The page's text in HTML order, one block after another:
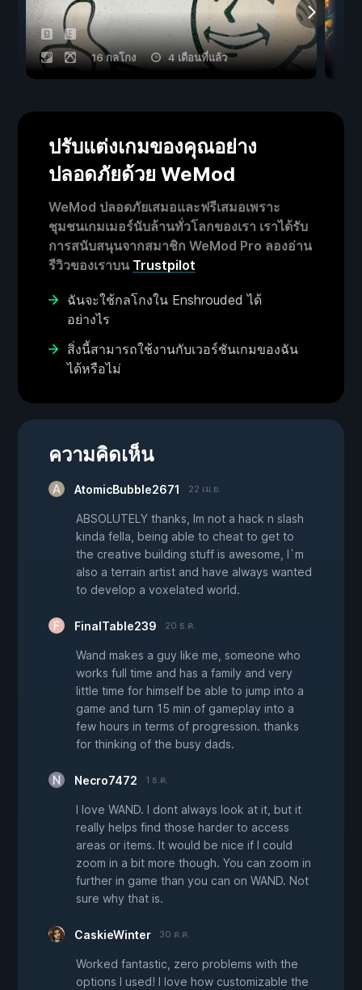
16 กลโกง 4 เดือนที่แล้ว
ปรับแต่งเกมของคุณอย่าง
ปลอดภัยด้วย WeMod
WeMod ปลอดภัยเสมอและฟรีเสมอเพราะ
ชุมชนเกมเมอร์นับล้านทั่วโลกของเรา เราได้รับ
การสนับสนุนจากสมาชิก WeMod Pro ลองอ่าน
รีวิวของเราบน Trustpilot
ฉันจะใช้กลโกงใน Enshrouded ได้
อย่างไร
สิ่งนี้สามารถใช้งานกับเวอร์ชันเกมของฉัน
ได้หรือไม่
ความคิดเห็น
AtomicBubble2671 22 เม.ย.
ABSOLUTELY thanks, Im not a hack n slash
kinda fella, being able to cheat to get to
the creative building stuff is awesome, I`m
also a terrain artist and have always wanted
to develop a voxelated world.
FinalTable239 20 ธ.ค.
Wand makes a guy like me, someone who
works full time and has a family and very
little time for himself be able to jump into a
game and turn 15 min of gameplay into a
few hours in terms of progression. thanks
for thinking of the busy dads.
Necro7472 1 ธ.ค.
I love WAND. I dont always look at it, but it
really helps find those harder to access
areas or items. It would be nice if I could
zoom in a bit more though. You can zoom in
further in game than you can on WAND. Not
sure why that is.
CaskieWinter 30 ต.ค.
Worked fantastic, zero problems with the
options I used! I love how customizable the